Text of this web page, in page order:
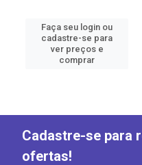
Faça seu login ou
cadastre-se para
ver preços e
comprar
Cadastre-se para
ofertas!